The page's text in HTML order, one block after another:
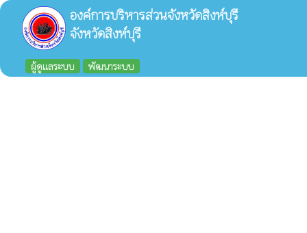
องค์การบริหารส่วนจังหวัดสิงห์บุรี
จังหวัดสิงห์บุรี
ผู้ดูแลระบบ พัฒนาระบบ